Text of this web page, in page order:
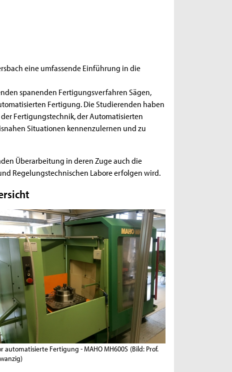
eine umfassende Einführung in die
spanenden Fertigungsverfahren Sägen,
Fertigung. Die Studierenden haben
Fertigungstechnik, der Auto­matisierten
Situationen kennenzu­lernen und zu
Überarbeitung in deren Zuge auch die
Regelungstechnischen Labore erfolgen wird.
automatisierte Fertigung - MAHO MH600S (Bild: Prof.